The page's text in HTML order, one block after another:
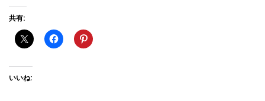
共有:
いいね: